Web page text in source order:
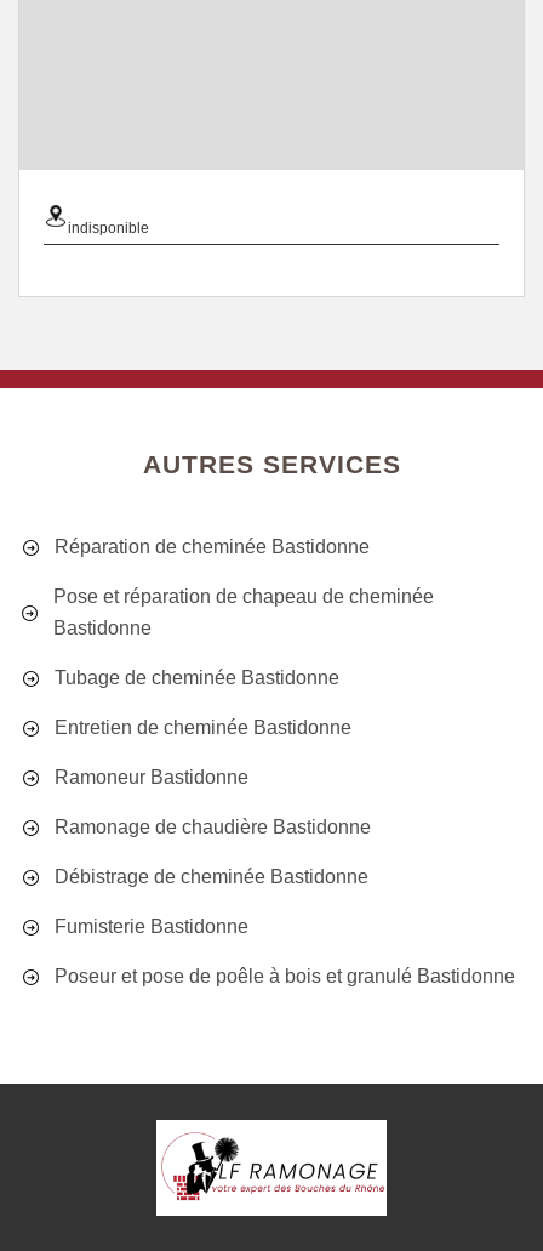
indisponible
AUTRES SERVICES
Réparation de cheminée Bastidonne
Pose et réparation de chapeau de cheminée
Bastidonne
Tubage de cheminée Bastidonne
Entretien de cheminée Bastidonne
Ramoneur Bastidonne
Ramonage de chaudière Bastidonne
Débistrage de cheminée Bastidonne
Fumisterie Bastidonne
Poseur et pose de poêle à bois et granulé Bastidonne